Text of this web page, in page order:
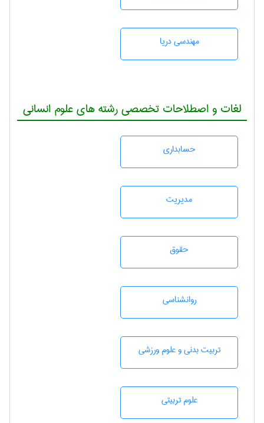
مهندسی دریا
لغات و اصطلاحات تخصصی رشته های علوم انسانی
حسابداری
مديريت
حقوق
روانشناسی
تربيت بدنی و علوم ورزشی
علوم تربيتی